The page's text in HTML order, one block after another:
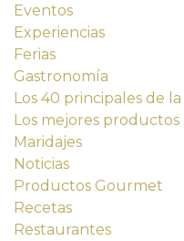
Eventos
Experiencias
Ferias
Gastronomía
Los 40 principales de
Los mejores productos
Maridajes
Noticias
Productos Gourmet
Recetas
Restaurantes